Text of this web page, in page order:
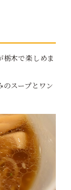
栃木で楽しめま
スープとワン